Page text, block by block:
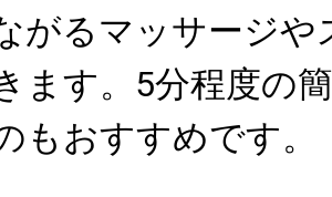
がるマッサージや
ます。5分程度の
もおすすめです。